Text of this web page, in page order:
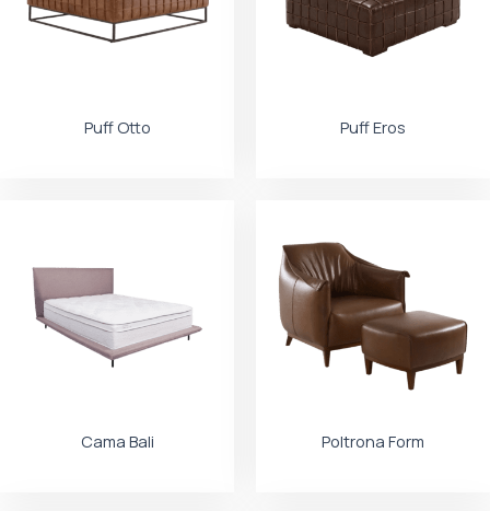
Puff Otto Puff Eros
Cama Bali Poltrona Form